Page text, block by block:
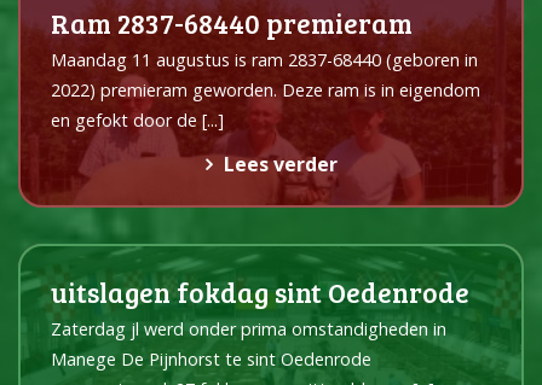
Ram 2837-68440 premieram
Maandag 11 augustus is ram 2837-68440 (geboren in
2022) premieram geworden. Deze ram is in eigendom
en gefokt door de [...]
Lees verder
uitslagen fokdag sint Oedenrode
Zaterdag jl werd onder prima omstandigheden in
Manege De Pijnhorst te sint Oedenrode